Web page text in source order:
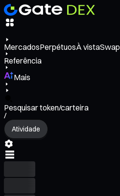
MercadosPerpétuosÀ vistaSwap
Referência
Mais
Pesquisar token/carteira
/
Atividade